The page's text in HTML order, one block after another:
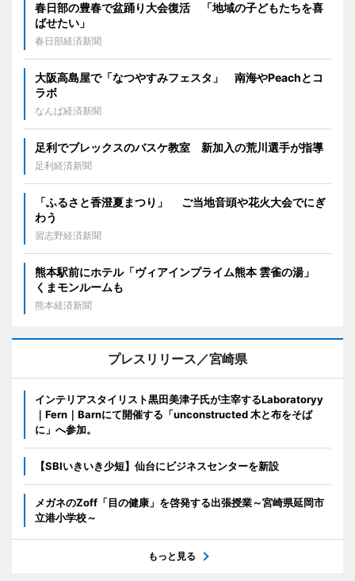
春日部の豊春で盆踊り大会復活 「地域の子どもたちを喜
ばせたい」
春日部経済新聞
大阪高島屋で「なつやすみフェスタ」 南海やPeachとコ
ラボ
なんば経済新聞
足利でブレックスのバスケ教室 新加入の荒川選手が指導
足利経済新聞
「ふるさと香澄夏まつり」 ご当地音頭や花火大会でにぎ
わう
習志野経済新聞
熊本駅前にホテル「ヴィアインプライム熊本 雲雀の湯」
くまモンルームも
熊本経済新聞
プレスリリース／宮崎県
インテリアスタイリスト黒田美津子氏が主宰するLaboratoryy
｜Fern｜Barnにて開催する「unconstructed 木と布をそば
に」へ参加。
【SBIいきいき少短】仙台にビジネスセンターを新設
メガネのZoff「目の健康」を啓発する出張授業～宮崎県延岡市
立港小学校～
もっと見る